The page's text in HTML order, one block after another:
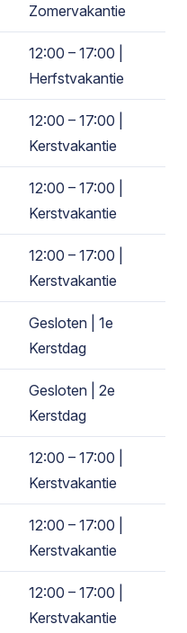
Zomervakantie
12:00 – 17:00
Herfstvakantie
12:00 – 17:00
Kerstvakantie
12:00 – 17:00
Kerstvakantie
12:00 – 17:00
Kerstvakantie
Gesloten
| 1e
Kerstdag
Gesloten
| 2e
Kerstdag
12:00 – 17:00
Kerstvakantie
12:00 – 17:00
Kerstvakantie
12:00 – 17:00
Kerstvakantie